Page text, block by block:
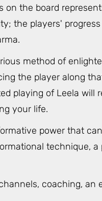
the board
the players'
method of
the player along
playing of Leela will
your life.
power that
technique,
coaching, an